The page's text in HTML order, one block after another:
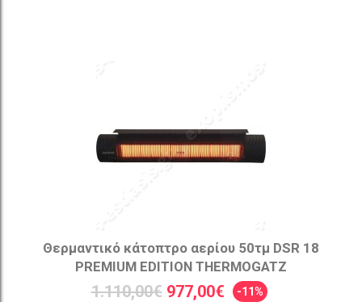
Θερμαντικό κάτοπτρο αερίου 50τμ DSR 18
PREMIUM EDITION THERMOGATZ
1.110,00€ 977,00€ -11%